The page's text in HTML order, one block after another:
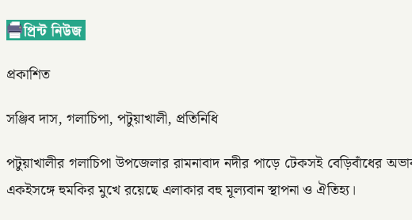
প্রকাশিত
সঞ্জিব দাস, গলাচিপা, পটুয়াখালী, প্রতিনিধি
পটুয়াখালীর গলাচিপা উপজেলার রামনাবাদ নদীর পাড়ে টেকসই
একইসঙ্গে হুমকির মুখে রয়েছে এলাকার বহু মূল্যবান স্থাপনা ও ঐতিহ্য।